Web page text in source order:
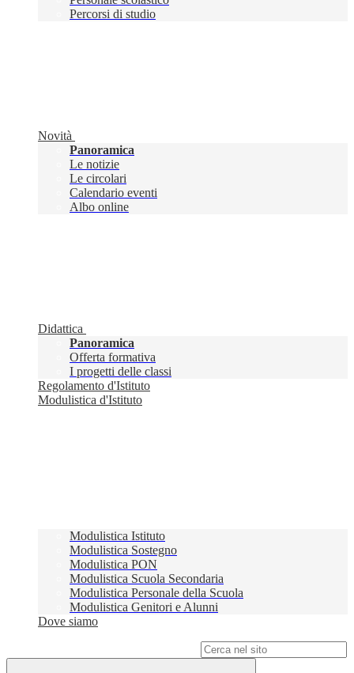
Percorsi di studio
Novità
Panoramica
Le notizie
Le circolari
Calendario eventi
Albo online
Didattica
Panoramica
Offerta formativa
I progetti delle classi
Regolamento d'Istituto
Modulistica d'Istituto
Modulistica Istituto
Modulistica Sostegno
Modulistica PON
Modulistica Scuola Secondaria
Modulistica Personale della Scuola
Modulistica Genitori e Alunni
Dove siamo